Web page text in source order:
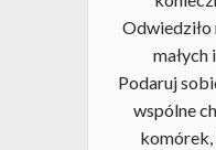
Odwiedziło
małych
Podaruj
wspólne